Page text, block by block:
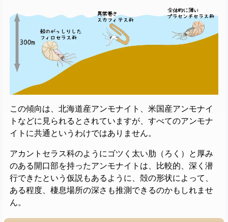
この傾向は、北海道産アンモナイト、米国産アンモナイ
トなどに見られるとされていますが、すべてのアンモナ
イトに共通というわけではありません。
アカントセラス科のようにゴツく太い​肋（ろく）と厚み
のある開口部を持ったアンモナイトは、比較的、深く潜
行できたという仮説もあるように、殻の形状によって、
ある程度、棲息場所の深さも推測できるのかもしれませ
ん。